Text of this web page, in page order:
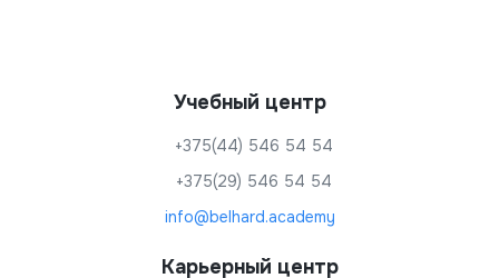
Учебный центр
+375(44) 546 54 54
+375(29) 546 54 54
info@belhard.academy
Карьерный центр